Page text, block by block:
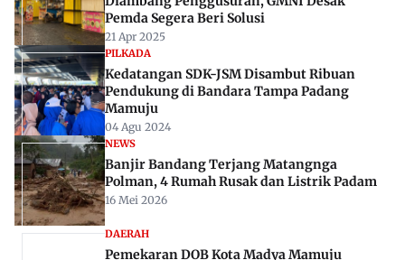
Rekomendasi Untuk Anda
HUKUM